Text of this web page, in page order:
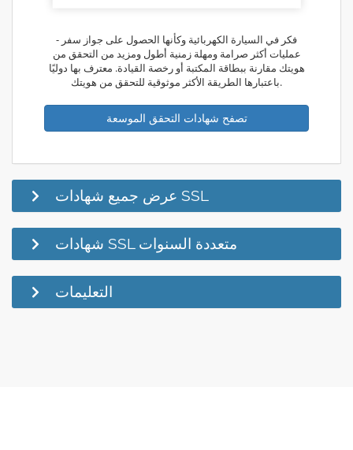
فكر في السيارة الكهربائية وكأنها الحصول على جواز سفر -
عمليات أكثر صرامة ومهلة زمنية أطول ومزيد من التحقق من
هويتك مقارنة ببطاقة المكتبة أو رخصة القيادة. معترف بها دوليًا
باعتبارها الطريقة الأكثر موثوقية للتحقق من هويتك.
تصفح شهادات التحقق الموسعة
عرض جميع شهادات SSL
شهادات SSL متعددة السنوات
التعليمات